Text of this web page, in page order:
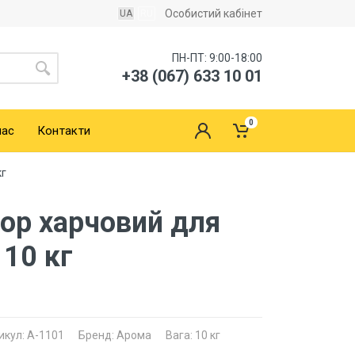
UA Особистий кабінет
ПН-ПТ: 9:00-18:00
+38 (067) 633 10 01
Контакти
0
харчовий для
10 кг
A-1101 Бренд: Арома Вага: 10 кг